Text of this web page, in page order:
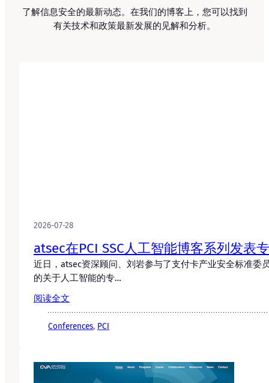
了解信息安全的最新动态。在我们的博客上，您可以找到
有关技术和政策最新发展的见解和分析。
2026-07-28
atsec在PCI SSC人工智能博客系列发表
近日，atsec资深顾问、刘岩参与了支付卡产业安全标准委员
的关于人工智能的专…
阅读全文
Conferences, PCI